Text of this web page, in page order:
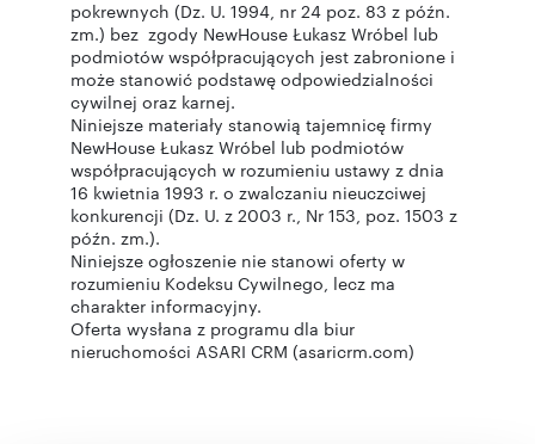
pokrewnych (Dz. U. 1994, nr 24 poz. 83 z późn.
zm.) bez zgody NewHouse Łukasz Wróbel lub
podmiotów współpracujących jest zabronione i
może stanowić podstawę odpowiedzialności
cywilnej oraz karnej.
Niniejsze materiały stanowią tajemnicę firmy
NewHouse Łukasz Wróbel lub podmiotów
współpracujących w rozumieniu ustawy z dnia
16 kwietnia 1993 r. o zwalczaniu nieuczciwej
konkurencji (Dz. U. z 2003 r., Nr 153, poz. 1503 z
późn. zm.).
Niniejsze ogłoszenie nie stanowi oferty w
rozumieniu Kodeksu Cywilnego, lecz ma
charakter informacyjny.
Oferta wysłana z programu dla biur
nieruchomości ASARI CRM (asaricrm.com)